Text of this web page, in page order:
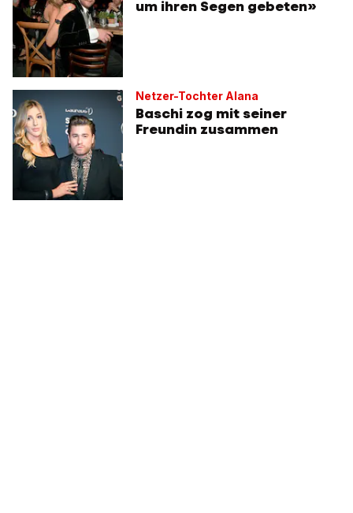
um ihren Segen gebeten»
Netzer-Tochter Alana
Baschi zog mit seiner
Freundin zusammen